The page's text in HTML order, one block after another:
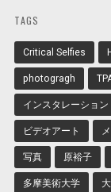
TAGS
Critical Selfies
photogragh
インスタレーション
ビデオアート
写真 原裕子
多摩美術大学